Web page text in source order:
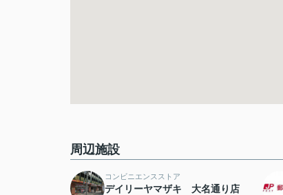
周辺施設
コンビニエンスストア
デイリーヤマザキ 大名通り店